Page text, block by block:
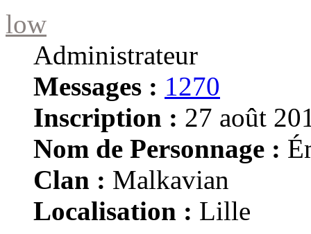
low
Administrateur
Messages : 1270
Inscription : 27 août
Nom de Personnage :
Clan : Malkavian
Localisation : Lille